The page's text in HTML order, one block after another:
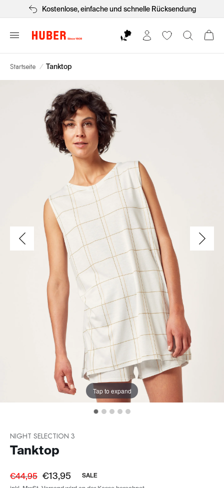
Kostenlose, einfache und schnelle Rücksendung
Startseite / Tanktop
Tap to expand
NIGHT SELECTION 3
Tanktop
€44,95 €13,95
SALE